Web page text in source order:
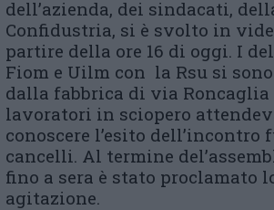
dell’azienda, dei sindacati,
Confidustria, si è svolto in
partire della ore 16 di oggi. I
Fiom e Uilm con la Rsu si
dalla fabbrica di via
lavoratori in sciopero
conoscere l’esito dell’incontro
cancelli. Al termine
fino a sera è stato proclamato
agitazione.